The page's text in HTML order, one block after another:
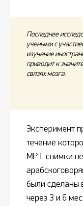
Последнее
учеными с
изучение
приводит к
связях мозга.
Эксперимент
течение
МРТ-снимки
были сделаны
через 3 и 6